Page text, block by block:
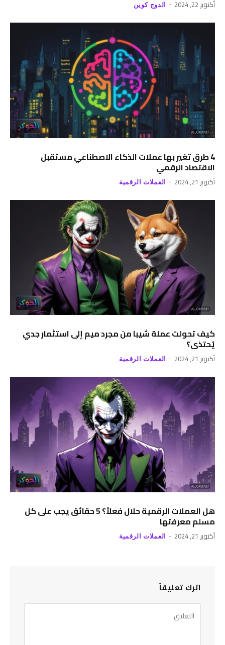
أكتوبر 22, 2024 الدوج كوين
4 طرق تغير بها عملات الذكاء الاصطناعي مستقبل
الاقتصاد الرقمي
أكتوبر 21, 2024 العملات الرقمية
كيف تحولت عملة شيبا من مجرد ميم إلى استثمار جدي
يُحتذى؟
أكتوبر 21, 2024 العملات الرقمية
هل العملات الرقمية حلال فعلاً؟ 5 حقائق يجب على كل
مسلم معرفتها
أكتوبر 21, 2024 العملات الرقمية
اترك تعليقاً